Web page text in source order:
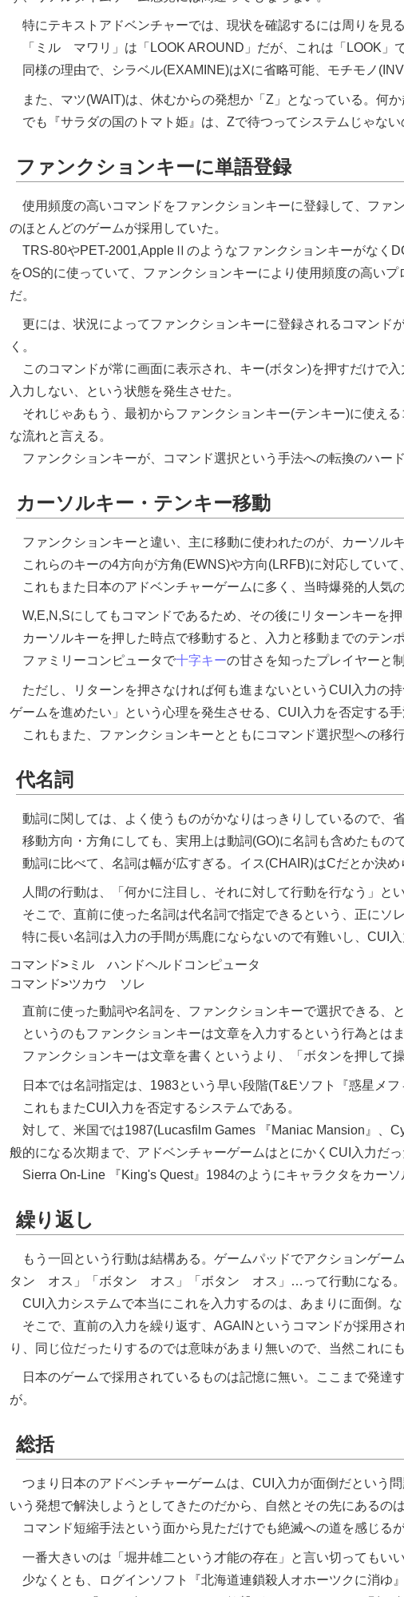
特にテキストアドベンチャーでは、現状を確認するには周りを見
「ミル マワリ」は「LOOK AROUND」だが、これは「LOOK」
同様の理由で、シラベル(EXAMINE)はXに省略可能、モチモノ
また、マツ(WAIT)は、休むからの発想か「Z」となっている。何
でも
サラダの国のトマト姫 は、Zで待つってシステムじゃな
ファンクションキーに単語登録
使用頻度の高いコマンドをファンクションキーに登録して、ファ
のほとんどのゲームが採用していた。
TRS-80やPET-2001,AppleⅡのようなファンクションキーがなく
をOS的に使っていて、ファンクションキーにより使用頻度の高い
だ。
更には、状況によってファンクションキーに登録されるコマンド
く。
このコマンドが常に画面に表示され、キー(ボタン)を押すだけで
入力しない、という状態を発生させた。
それじゃあもう、最初からファンクションキー(テンキー)に使え
な流れと言える。
ファンクションキーが、コマンド選択という手法への転換のハー
カーソルキー・テンキー移動
ファンクションキーと違い、主に移動に使われたのが、カーソルキ
これらのキーの4方向が方角(EWNS)や方向(LRFB)に対応していて
これもまた日本のアドベンチャーゲームに多く、当時爆発的人気
W,E,N,Sにしてもコマンドであるため、その後にリターンキーを
カーソルキーを押した時点で移動すると、入力と移動までのテンポ
ファミリーコンピュータで十字キーの甘さを知ったプレイヤーと
ただし、リターンを押さなければ何も進まないというCUI入力の
ゲームを進めたい」という心理を発生させる、CUI入力を否定する手
これもまた、ファンクションキーとともにコマンド選択型への移
代名詞
動詞に関しては、よく使うものがかなりはっきりしているので、
移動方向・方角にしても、実用上は動詞(GO)に名詞も含めたもの
動詞に比べて、名詞は幅が広すぎる。イス(CHAIR)はCだとか決め
人間の行動は、「何かに注目し、それに対して行動を行なう」とい
そこで、直前に使った名詞は代名詞で指定できるという、正にソ
特に長い名詞は入力の手間が馬鹿にならないので有難いし、CUI入
コマンド>ミル　ハンドヘルドコンピュータ
直前に使った動詞や名詞を、ファンクションキーで選択できる、
というのもファンクションキーは文章を入力するという行為とは
ファンクションキーは文章を書くというより、「ボタンを押して
日本では名詞指定は、 1983という早い段階(T&Eソフト 惑星メフ
これもまたCUI入力を否定するシステムである。
対して、米国では1987(Lucasfilm Games Maniac Mansion 、
般的になる次期まで、アドベンチャーゲームはとにかくCUI入力だっ
Sierra On-Line
King's Quest 1984のようにキャラクタをカー
繰り返し
もう一回という行動は結構ある。ゲームパッドでアクションゲ
タン オス」「ボタン オス」「ボタン オス」…って行動になる。
CUI入力システムで本当にこれを入力するのは、あまりに面倒。な
そこで、直前の入力を繰り返す、AGAINというコマンドが採用さ
り、同じ位だったりするのでは意味があまり無いので、当然これに
日本のゲームで採用されているものは記憶に無い。ここまで発達
が。
総括
つまり日本のアドベンチャーゲームは、CUI入力が面倒だという
いう発想で解決しようとしてきたのだから、自然とその先にあるの
コマンド短縮手法という面から見ただけでも絶滅への道を感じる
一番大きいのは「堀井雄二という才能の存在」と言い切ってもいい
少なくとも、ログインソフト
北海道連鎖殺人オホーツクに消ゆ